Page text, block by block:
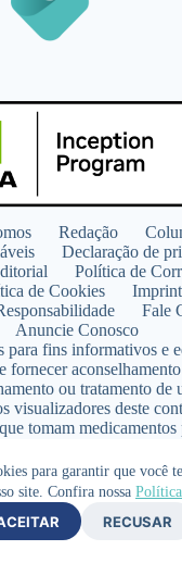
para garantir que você
site. Confira nossa
RECUSAR
Redação
Declaração de
Política de
de Cookies
Imprint
Fale
Anuncie Conosco
para fins informativos e
fornecer
ou tratamento de
visualizadores deste
tomam medicamentos
nutrição, suplementação
vida.
pertence
Ltda - CNPJ n°